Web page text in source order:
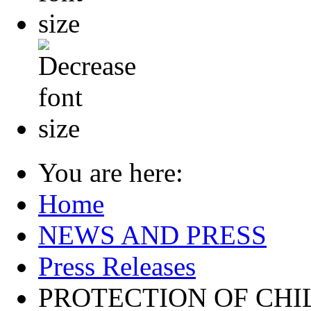
You are here:
Home
NEWS AND PRESS
Press Releases
PROTECTION OF